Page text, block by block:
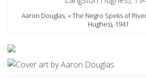
Aaron Douglas, « The Negro Speks of
Hughes), 1941